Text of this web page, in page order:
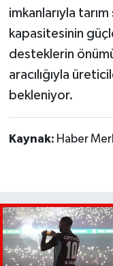
imkanlarıyla
kapasitesinin
desteklerin
aracılığıyla
bekleniyor.
Kaynak: Haber